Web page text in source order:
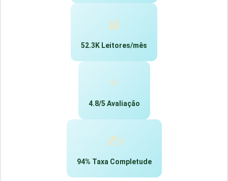
📊
52.3K Leitores/mês
⭐
4.8/5 Avaliação
✍️
94% Taxa Completude